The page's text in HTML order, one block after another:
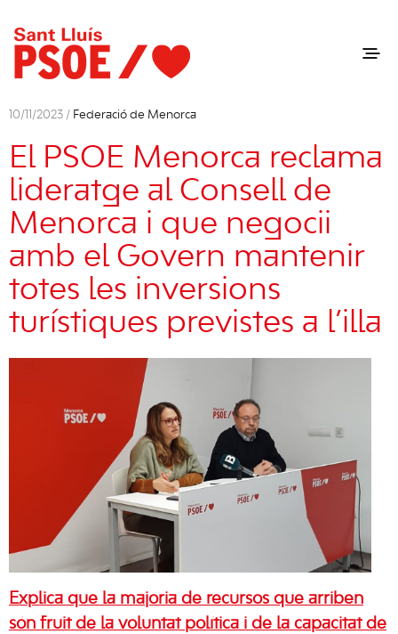
10/11/2023 / Federació de Menorca
El PSOE Menorca reclama
lideratge al Consell de
Menorca i que negocii
amb el Govern mantenir
totes les inversions
turístiques previstes a l’illa
Explica que la majoria de recursos que arriben
són fruit de la voluntat política i de la capacitat de